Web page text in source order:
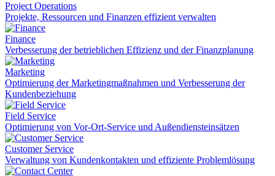
Project Operations
Projekte, Ressourcen und Finanzen effizient verwalten
Finance
Verbesserung der betrieblichen Effizienz und der Finanzplanung
Marketing
Optimierung der Marketingmaßnahmen und Verbesserung der
Kundenbeziehung
Field Service
Optimierung von Vor-Ort-Service und Außendiensteinsätzen
Customer Service
Verwaltung von Kundenkontakten und effiziente Problemlösung